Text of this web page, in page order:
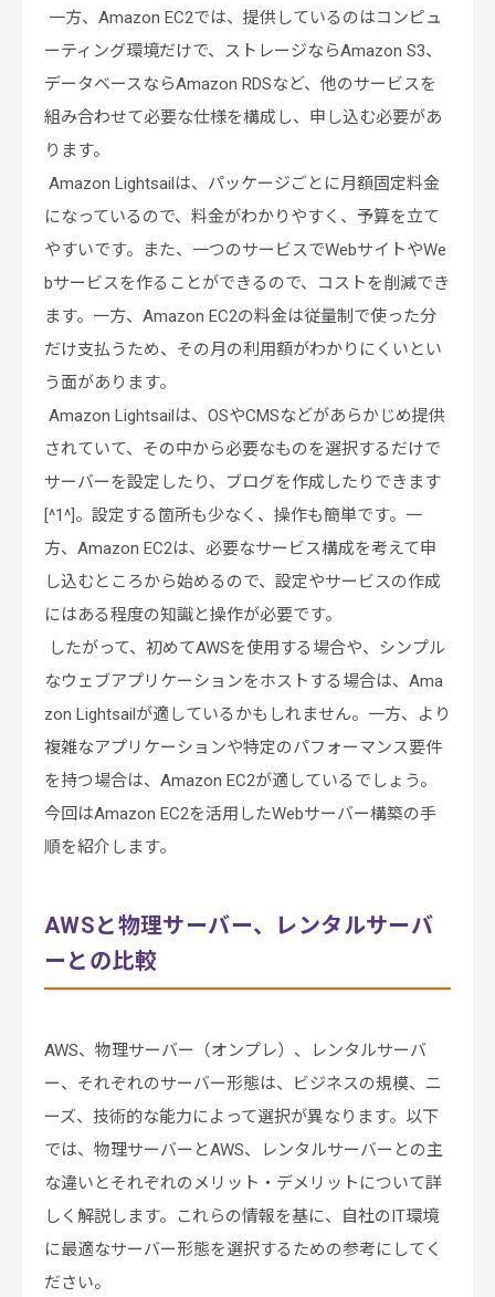
一方、Amazon EC2では、提供しているのはコンピュ
ーティング環境だけで、ストレージならAmazon S3、
データベースならAmazon RDSなど、他のサービスを
組み合わせて必要な仕様を構成し、申し込む必要があ
ります。
Amazon Lightsailは、パッケージごとに月額固定料金
になっているので、料金がわかりやすく、予算を立て
やすいです。また、一つのサービスでWebサイトやWe
bサービスを作ることができるので、コストを削減でき
ます。一方、Amazon EC2の料金は従量制で使った分
だけ支払うため、その月の利用額がわかりにくいとい
う面があります。
Amazon Lightsailは、OSやCMSなどがあらかじめ提供
されていて、その中から必要なものを選択するだけで
サーバーを設定したり、ブログを作成したりできます
[^1^]。設定する箇所も少なく、操作も簡単です。一
方、Amazon EC2は、必要なサービス構成を考えて申
し込むところから始めるので、設定やサービスの作成
にはある程度の知識と操作が必要です。
したがって、初めてAWSを使用する場合や、シンプル
なウェブアプリケーションをホストする場合は、Ama
zon Lightsailが適しているかもしれません。一方、より
複雑なアプリケーションや特定のパフォーマンス要件
を持つ場合は、Amazon EC2が適しているでしょう。
今回はAmazon EC2を活用したWebサーバー構築の手
順を紹介します。
AWSと物理サーバー、レンタルサーバ
ーとの比較
AWS、物理サーバー（オンプレ）、レンタルサーバ
ー、それぞれのサーバー形態は、ビジネスの規模、ニ
ーズ、技術的な能力によって選択が異なります。以下
では、物理サーバーとAWS、レンタルサーバーとの主
な違いとそれぞれのメリット・デメリットについて詳
しく解説します。これらの情報を基に、自社のIT環境
に最適なサーバー形態を選択するための参考にしてく
ださい。